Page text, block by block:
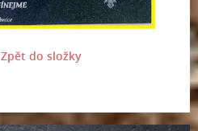
Zpět do složky